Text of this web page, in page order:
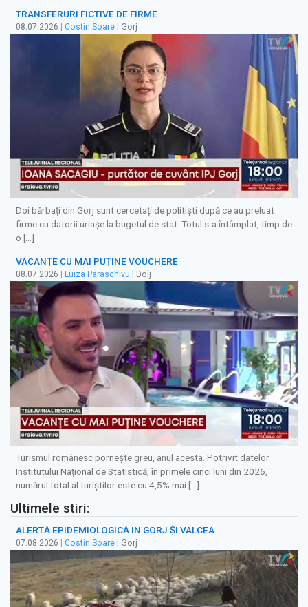
TRANSFERURI FICTIVE DE FIRME
08.07.2026 Costin Soare | Gorj
Doi bărbați din Gorj sunt cercetați de politiști după ce au preluat
firme cu datorii uriașe la bugetul de stat. Totul s-a întâmplat, timp de
o […]
VACANȚE CU MAI PUȚINE VOUCHERE
08.07.2026 Luiza Paraschivu | Dolj
Turismul românesc pornește greu, anul acesta. Potrivit datelor
Institutului Național de Statistică, în primele cinci luni din 2026,
numărul total al turiștilor este cu 4,5% mai […]
Ultimele stiri:
ALERTĂ EPIDEMIOLOGICĂ ÎN GORJ ȘI VÂLCEA
07.08.2026 Costin Soare | Gorj